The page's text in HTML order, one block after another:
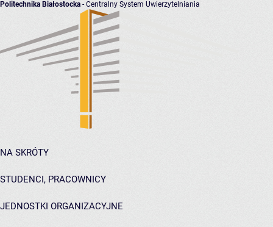
Politechnika Białostocka - Centralny System Uwierzytelniania
NA SKRÓTY
STUDENCI, PRACOWNICY
JEDNOSTKI ORGANIZACYJNE